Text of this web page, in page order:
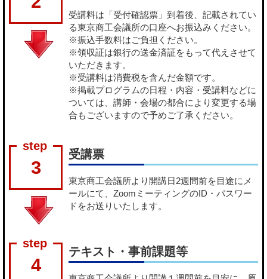
受講料は「受付確認票」到着後、記載されてい
る東京商工会議所の口座へお振込みください。
※振込手数料はご負担ください。
※領収証は銀行の送金済証をもって代えさせて
いただきます。
※受講料は消費税を含んだ金額です。
※掲載プログラムの日程・内容・受講料などに
ついては、講師・会場の都合により変更する場
合もございますので予めご了承ください。
3
受講票
東京商工会議所より開講日2週間前を目途にメ
ールにて、ZoomミーティングのID・パスワー
ドをお送りいたします。
4
テキスト・事前課題等